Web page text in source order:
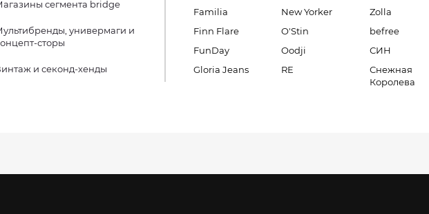
сегмента bridge
универмаги и
сторы
и секонд-хенды
Familia
Finn Flare
FunDay
Gloria Jeans
New Yorker
O'Stin
Oodji
RE
Zolla
befree
СИН
Снежная
Королева